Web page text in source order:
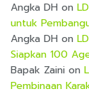
Angka DH on
untuk
Angka DH on
Siapkan 100
Bapak Zaini on
Pembinaan